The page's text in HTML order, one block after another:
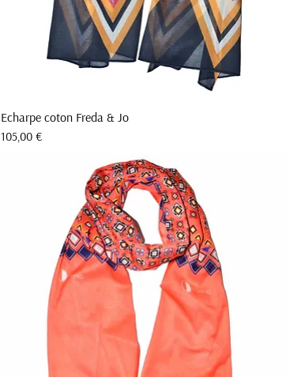
Aperçu rapide
Echarpe coton Freda & Jo
Prix
105,00 €